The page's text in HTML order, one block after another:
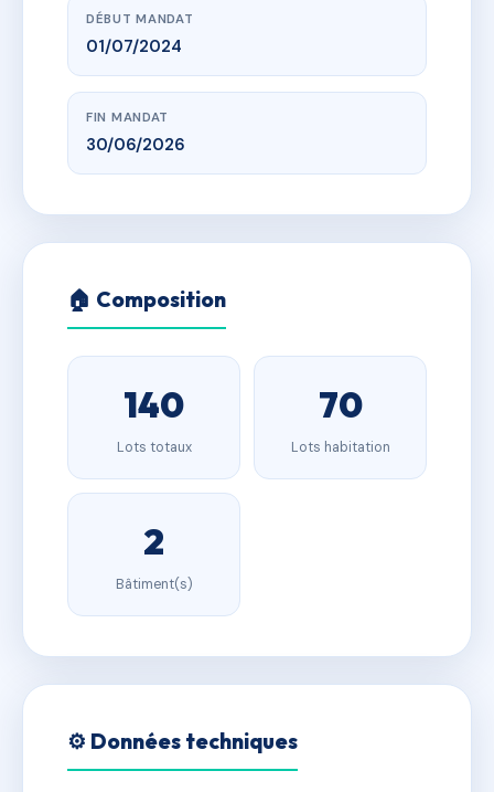
DÉBUT MANDAT
01/07/2024
FIN MANDAT
30/06/2026
🏠 Composition
140
Lots totaux
70
Lots habitation
2
Bâtiment(s)
⚙️ Données techniques